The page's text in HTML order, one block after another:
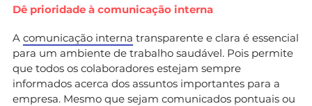
Dê prioridade à comunicação interna
A comunicação interna transparente e clara é essencial
para um ambiente de trabalho saudável. Pois permite
que todos os colaboradores estejam sempre
informados acerca dos assuntos importantes para a
empresa. Mesmo que sejam comunicados pontuais ou